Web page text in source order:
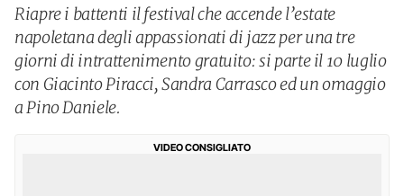
Riapre i battenti il festival che accende l’estate
napoletana degli appassionati di jazz per una tre
giorni di intrattenimento gratuito: si parte il 10 luglio
con Giacinto Piracci, Sandra Carrasco ed un omaggio
a Pino Daniele.
VIDEO CONSIGLIATO